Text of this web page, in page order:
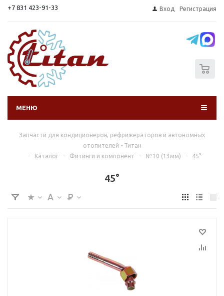
+7 831 423-91-33 Вход Регистрация
МЕНЮ
Запчасти для кондиционеров, рефрижераторов и автономных
отопителей - Титан
-
Каталог - Фитинги и компонент - №10 (13мм) - 45°
45°